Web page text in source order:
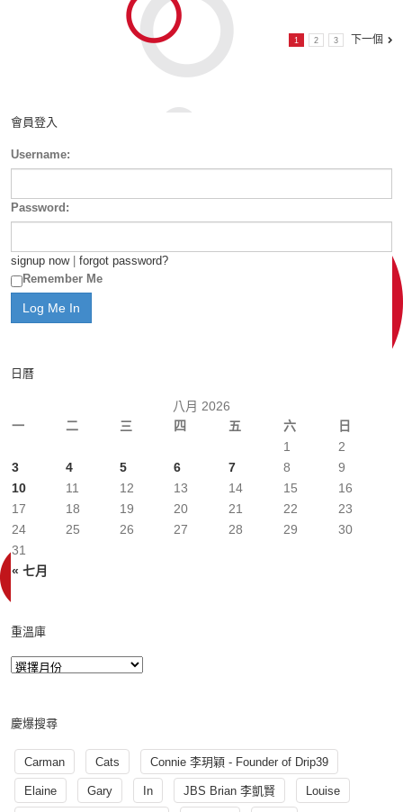
1 2 3 下一個
會員登入
Username:
Password:
signup now| forgot password?
Remember Me
日曆
八月 2026
一
二 三 四 五 六 日
« 七月
1
2
3
4 5 6 7 8
9
10
11 12 13 14 15
16
17
18 19 20 21 22
23
24
25 26 27 28 29
30
31
重溫庫
慶爆搜尋
Carman Cats Connie 李玥穎 - Founder of Drip39
Elaine Gary In JBS Brian 李凱賢 Louise